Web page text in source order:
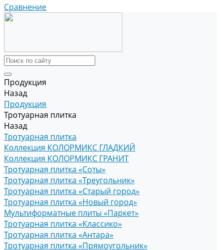
Сравнение
Продукция
Назад
Продукция
Тротуарная плитка
Назад
Тротуарная плитка
Коллекция КОЛОРМИКС ГЛАДКИЙ
Коллекция КОЛОРМИКС ГРАНИТ
Тротуарная плитка «Соты»
Тротуарная плитка «Треугольник»
Тротуарная плитка «Старый город»
Тротуарная плитка «Новый город»
Мультиформатные плиты «Паркет»
Тротуарная плитка «Классико»
Тротуарная плитка «Антара»
Тротуарная плитка «Прямоугольник»